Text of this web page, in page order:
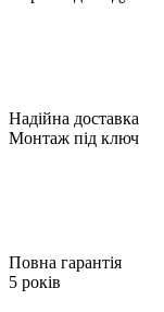
Надійна доставка
Монтаж під ключ
Повна гарантія
5 років